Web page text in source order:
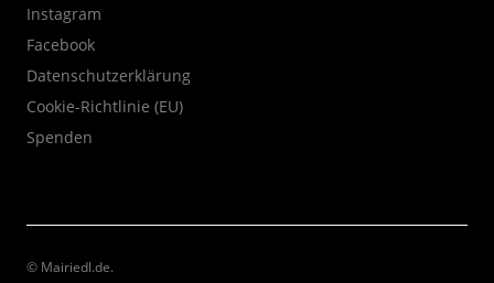
Instagram
Facebook
Datenschutzerklärung
Cookie-Richtlinie (EU)
Spenden
© Mairiedl.de